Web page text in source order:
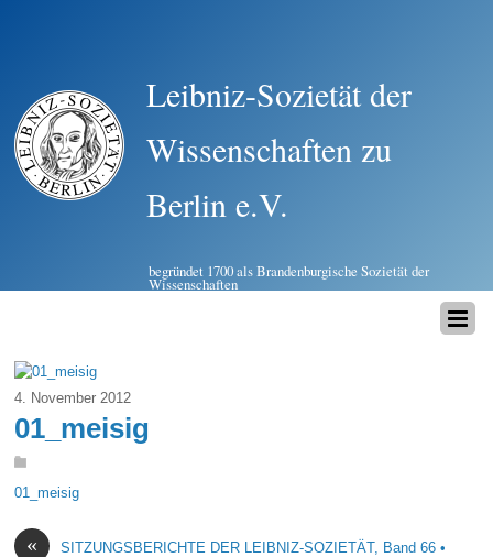
Leibniz-Sozietät der
Wissenschaften zu
Berlin e.V.
begründet 1700 als Brandenburgische Sozietät der
Wissenschaften
4. November 2012
01_meisig
01_meisig
«
SITZUNGSBERICHTE DER LEIBNIZ-SOZIETÄT, Band 66 •